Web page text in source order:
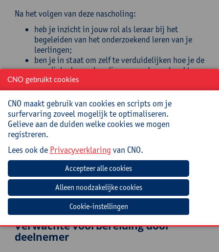
Na het volgen van deze nascholing:
heb je inzicht in jouw rol als leraar bij het
begeleiden van het onderzoekend leren van je
leerlingen;
ben je in staat om zelf te verduidelijken hoe je de
vaardigheden en houding om onderzoekend te
leren kan ontwikkelen bij je leerlingen;
begrijp je dat hun motivatie (willen-kunnen en
willen-motiveren) daarbij belangrijk is;
maak je gebruik van de tools die je helpen bij het
motiveren van je leerlingen;
beoordeel je aangereikte evaluatietips en tools
effectieve manier inzet in je eigen lespraktijk.
Doelgroep
Leerkrachten derde graad doorstroomfinaliteit en
dubbele finaliteit
Verwachte voorbereiding door
deelnemer
CNO gebruikt cookies
CNO maakt gebruik van cookies en scripts om je
surfervaring zoveel mogelijk te optimaliseren.
Gelieve aan de duiden welke cookies we mogen
registreren.
Lees ook de Privacyverklaring van CNO.
Cookie-instellingen